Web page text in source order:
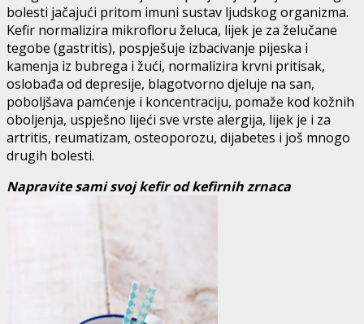
bolesti jačajući pritom imuni sustav ljudskog organizma.
Kefir normalizira mikrofloru želuca, lijek je za želučane
tegobe (gastritis), pospješuje izbacivanje pijeska i
kamenja iz bubrega i žući, normalizira krvni pritisak,
oslobađa od depresije, blagotvorno djeluje na san,
poboljšava pamćenje i koncentraciju, pomaže kod kožnih
oboljenja, uspješno lijeći sve vrste alergija, lijek je i za
artritis, reumatizam, osteoporozu, dijabetes i još mnogo
drugih bolesti.
Napravite sami svoj kefir od kefirnih zrnaca